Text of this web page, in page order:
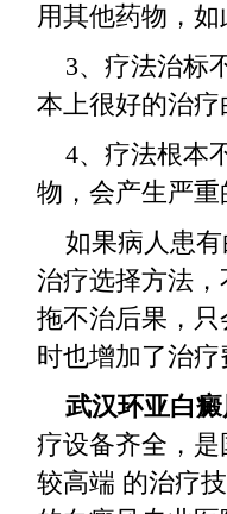
用其他药物，
3、疗法治标
本上很好的治疗
4、疗法根本
物，会产生严重
如果病人患有
治疗选择方法
拖不治后果，
时也增加了治疗
武汉环亚白
疗设备齐全，
较高端 的治疗